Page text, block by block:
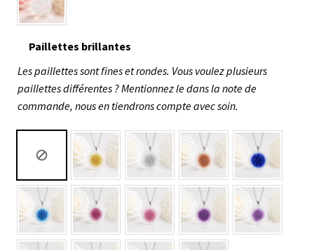
Paillettes brillantes
Les paillettes sont fines et rondes. Vous voulez plusieurs
paillettes différentes ? Mentionnez le dans la note de
commande, nous en tiendrons compte avec soin.